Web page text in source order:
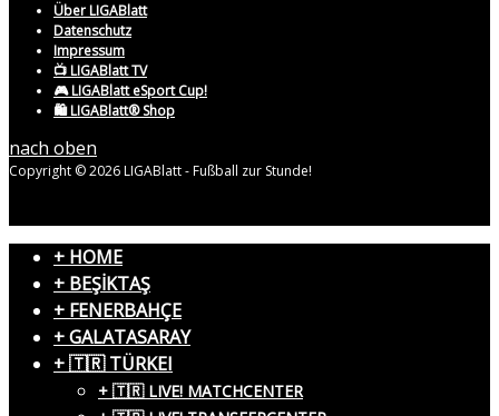
Über LIGABlatt
Datenschutz
Impressum
📺 LIGABlatt TV
🎮 LIGABlatt eSport Cup!
🛍️ LIGABlatt® Shop
nach oben
Copyright © 2026 LIGABlatt - Fußball zur Stunde!
+ HOME
+ BEŞİKTAŞ
+ FENERBAHÇE
+ GALATASARAY
+ 🇹🇷 TÜRKEI
+ 🇹🇷 LIVE! MATCHCENTER